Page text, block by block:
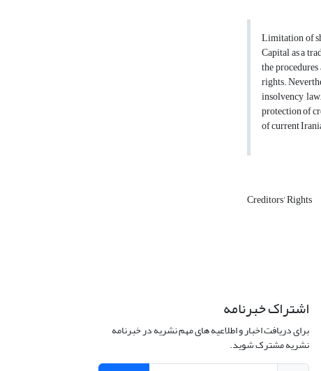
Limitation of
Capital as a
the
rights.
insolvency
protection of
of current
Creditors’ Rights
اشتراک خبرنامه
برای دریافت اخبار و اطلاعیه های مهم نشریه در خبرنامه
نشریه مشترک شوید.